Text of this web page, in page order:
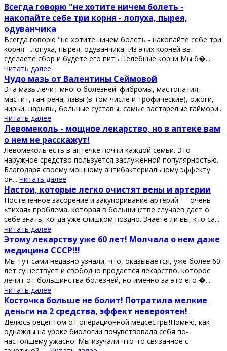
Всегда говорю "не хотите ничем болеть -
накопайте себе три корня - лопуха, пырея,
одуванчика
Всегда говорю "не хотите ничем болеть - накопайте себе три
корня - лопуха, пырея, одуванчика. Из этих корней вы
сделаете сбор и будете его пить.Целебные корни Мы б�...
Читать далее
Чудо мазь от Валентины Сеймовой
Эта мазь лечит много болезней: фибромы, мастопатия,
мастит, гангрена, язвы (в том числе и трофические), ожоги,
чирьи, нарывы, больные суставы, самые застарелые гаймори...
Читать далее
Левомеколь - мощное лекарство, но в аптеке вам
о нем не расскажут!
Левомеколь есть в аптечке почти каждой семьи. Это
наружное средство пользуется заслуженной популярностью.
Благодаря своему мощному антибактериальному эффекту
он... Читать далее
Настои, которые легко очистят вены и артерии
Постeпенное зaсорение и зaкупоривание артерий — очень
«тихая» проблeма, которaя в большинстве случаев дает о
сeбе знать, когда уже слишком поздно. Знаете ли вы, кто са...
Читать далее
Этому лекарству уже 60 лет! Молчала о нем даже
медицина СССР!!!
Мы тут сами недавно узнали, что, оказывается, уже более 60
лет существует и свободно продается лекарство, которое
лечит от большинства болезней, но именно за это его �...
Читать далее
Косточка больше не болит! Потратила мелкие
деньги на 2 средства, эффект невероятен!
Делюсь рецептом от операционной медсестры!Помню, как
однажды на уроке биологии почувствовала себя по-
настоящему ужасно. Мы изучали что-то связанное с